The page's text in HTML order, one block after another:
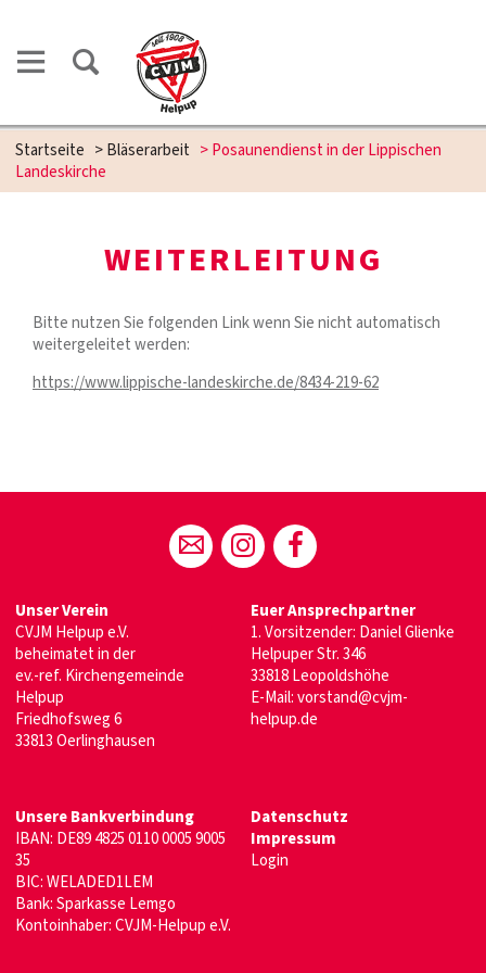
Startseite >Bläserarbeit >Posaunendienst in der Lippischen
Landeskirche
WEITERLEITUNG
Bitte nutzen Sie folgenden Link wenn Sie nicht automatisch
weitergeleitet werden:
https://www.lippische-landeskirche.de/8434-219-62
Unser Verein
CVJM Helpup e.V.
beheimatet in der
ev.-ref. Kirchengemeinde
Helpup
Friedhofsweg 6
33813 Oerlinghausen
Euer Ansprechpartner
1. Vorsitzender: Daniel Glienke
Helpuper Str. 346
33818 Leopoldshöhe
E-Mail: vorstand@cvjm-
helpup.de
Unsere Bankverbindung
IBAN: DE89 4825 0110 0005 9005
35
BIC: WELADED1LEM
Bank: Sparkasse Lemgo
Kontoinhaber: CVJM-Helpup e.V.
Datenschutz
Impressum
Login